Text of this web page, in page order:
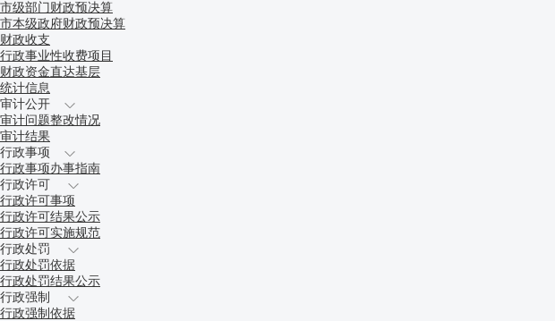
市级部门财政预决算
市本级政府财政预决算
财政收支
行政事业性收费项目
财政资金直达基层
统计信息
审计公开
审计问题整改情况
审计结果
行政事项
行政事项办事指南
行政许可
行政许可事项
行政许可结果公示
行政许可实施规范
行政处罚
行政处罚依据
行政处罚结果公示
行政强制
行政强制依据